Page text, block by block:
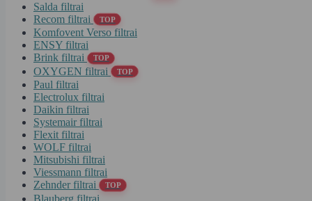
Salda filtrai
Recom filtrai
TOP
Komfovent Verso filtrai
ENSY filtrai
Brink filtrai
TOP
OXYGEN filtrai TOP
Paul filtrai
Electrolux filtrai
Daikin filtrai
Systemair filtrai
Flexit filtrai
WOLF filtrai
Mitsubishi filtrai
Viessmann filtrai
Zehnder filtrai
TOP
Blauberg filtrai